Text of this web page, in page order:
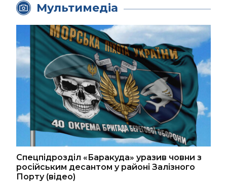
Мультимедіа
Спецпідрозділ «Баракуда» уразив човни з
російським десантом у районі Залізного
Порту (відео)